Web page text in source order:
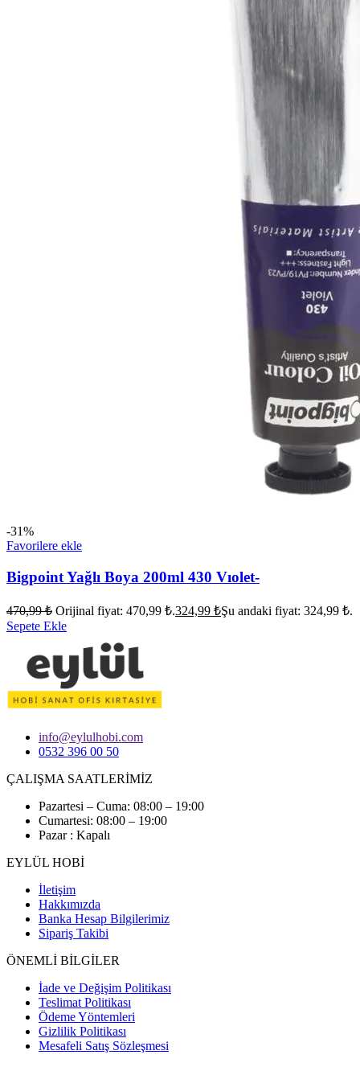
-31%
Favorilere ekle
Bigpoint Yağlı Boya 200ml 430 Vıolet-
470,99₺ Orijinal fiyat: 470,99 ₺.324,99 ₺Şu andaki fiyat: 324,99 ₺.
Sepete Ekle
info@eylulhobi.com
0532 396 00 50
ÇALIŞMA SAATLERİMİZ
Pazartesi – Cuma: 08:00 – 19:00
Cumartesi: 08:00 – 19:00
Pazar : Kapalı
EYLÜL HOBİ
İletişim
Hakkımızda
Banka Hesap Bilgilerimiz
Sipariş Takibi
ÖNEMLİ BİLGİLER
İade ve Değişim Politikası
Teslimat Politikası
Ödeme Yöntemleri
Gizlilik Politikası
Mesafeli Satış Sözleşmesi